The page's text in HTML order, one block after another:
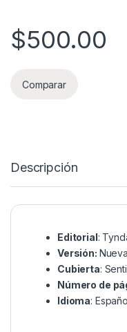
$500.00
Comparar
Descripción
Editorial:
Versión:
Cubierta:
Número de
Idioma: